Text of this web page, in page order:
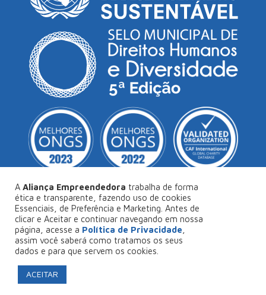
FAÇA SEU PROJETO CONOSCO
© Copyright 2026Aliança Empreendedora
Desenvolvido porCollabs
Política de Privacidade
A Aliança Empreendedora trabalha de forma
ética e transparente, fazendo uso de cookies
Essenciais, de Preferência e Marketing. Antes de
clicar e Aceitar e continuar navegando em nossa
página, acesse a Política de Privacidade
assim você saberá como tratamos os seus
dados e para que servem os cookies.
ACEITAR